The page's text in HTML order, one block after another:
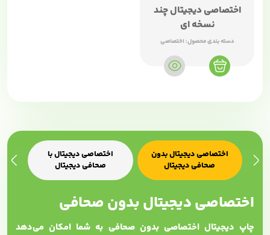
اختصاصی دیجیتال چند
نسخه ای
دسته بندی محصول: اختصاصی
اختصاصی دیجیتال بدون
صحافی دیجیتال
اختصاصی دیجیتال با
صحافی دیجیتال
اختصاصی دیجیتال بدون صحافی
چاپ دیجیتال اختصاصی بدون صحافی به شما امکان می‌دهد